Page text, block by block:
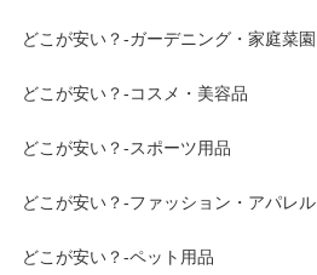
どこが安い？-ガーデニング・家庭菜園
どこが安い？-コスメ・美容品
どこが安い？-スポーツ用品
どこが安い？-ファッション・アパレル
どこが安い？-ペット用品